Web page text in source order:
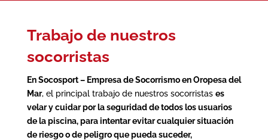
Trabajo de nuestros
socorristas
En Socosport – Empresa de Socorrismo en Oropesa del
Mar, el principal trabajo de nuestros socorristas es
velar y cuidar por la seguridad de todos los usuarios
de lapiscina, para intentar evitar cualquier situación
de riesgo o de peligro que pueda suceder,